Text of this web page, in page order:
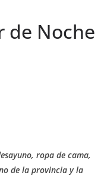
de Noche
ropa de cama,
de la provincia y la